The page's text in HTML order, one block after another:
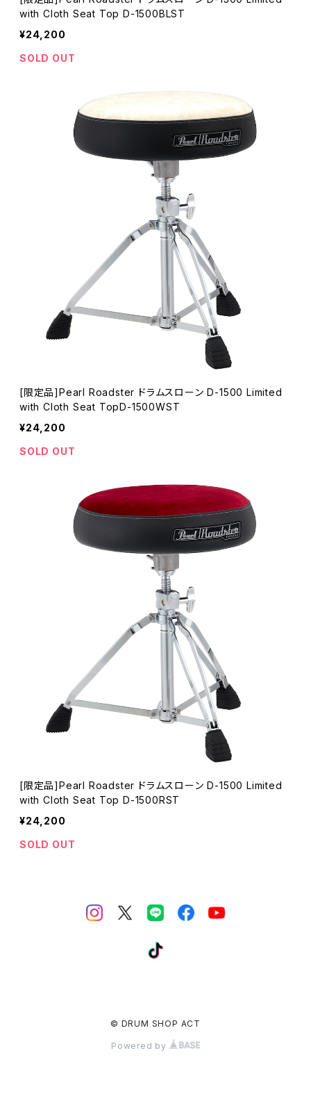
with Cloth Seat Top D-1500BLST
¥24,200
SOLD OUT
[限定品]Pearl Roadster ドラムスローン D-1500 Limited
with Cloth Seat TopD-1500WST
¥24,200
SOLD OUT
[限定品]Pearl Roadster ドラムスローン D-1500 Limited
with Cloth Seat Top D-1500RST
¥24,200
SOLD OUT
© DRUM SHOP ACT
Powered by